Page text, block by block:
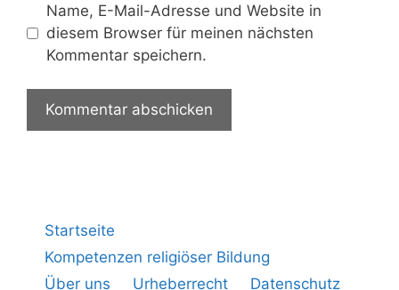
Name, E-Mail-Adresse und Website in
diesem Browser für meinen nächsten
Kommentar speichern.
Startseite
Kompetenzen religiöser Bildung
Über uns
Urheberrecht Datenschutz